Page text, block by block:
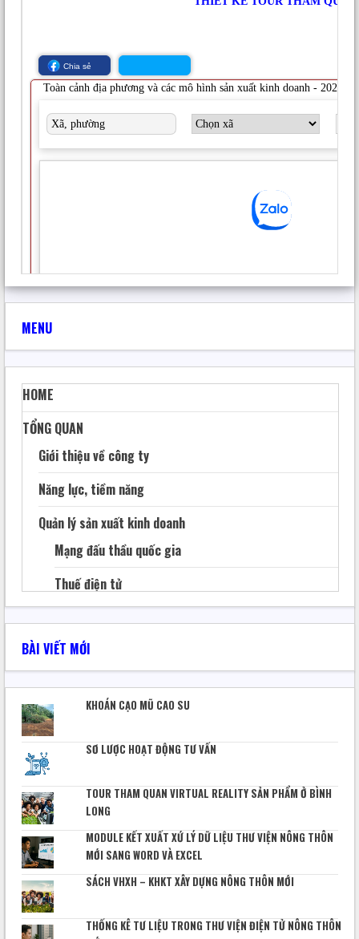
MENU
HOME
TỔNG QUAN
Giới thiệu về công ty
Năng lực, tiềm năng
Quản lý sản xuất kinh doanh
Mạng đấu thầu quốc gia
Thuế điện tử
Hóa đơn điện tử
Bảo hiểm xã hội
Báo khoa học
Sáng tạo kỹ thuật
CHUYỂN ĐỔI SỐ
Phần mềm – website
Quản lý sản xuất
BÀI VIẾT MỚI
KHOÁN CẠO MŨ CAO SU
SƠ LƯỢC HOẠT ĐỘNG TƯ VẤN
TOUR THAM QUAN VIRTUAL REALITY SẢN PHẨM Ở BÌNH
LONG
MODULE KẾT XUẤT XỨ LÝ DỮ LIỆU THƯ VIỆN NÔNG THÔN
MỚI SANG WORD VÀ EXCEL
SÁCH VHXH – KHKT XÂY DỰNG NÔNG THÔN MỚI
THỐNG KÊ TƯ LIỆU TRONG THƯ VIỆN ĐIỆN TỬ NÔNG THÔN